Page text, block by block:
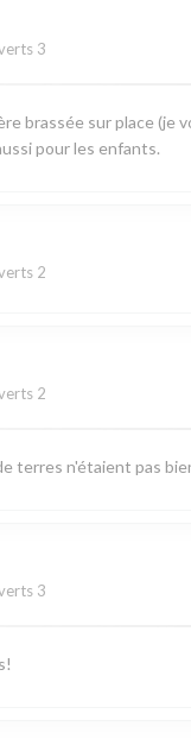
3
brassée sur place (je
pour les enfants.
2
2
terres n'étaient pas
3